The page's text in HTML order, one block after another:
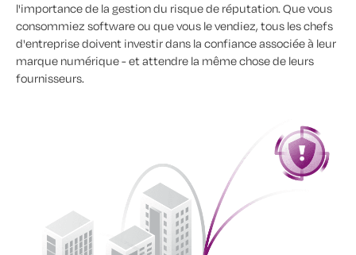
l'importance de la gestion du risque de réputation. Que vous
consommiez software ou que vous le vendiez, tous les chefs
d'entreprise doivent investir dans la confiance associée à leur
marque numérique - et attendre la même chose de leurs
fournisseurs.